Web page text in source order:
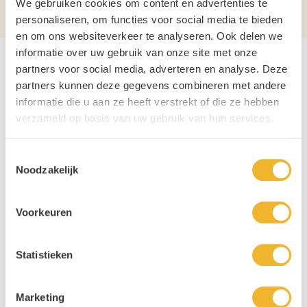
We gebruiken cookies om content en advertenties te
personaliseren, om functies voor social media te bieden
en om ons websiteverkeer te analyseren. Ook delen we
informatie over uw gebruik van onze site met onze
partners voor social media, adverteren en analyse. Deze
partners kunnen deze gegevens combineren met andere
informatie die u aan ze heeft verstrekt of die ze hebben
verzameld op basis van uw gebruik van hun services.
Noodzakelijk
Voorkeuren
Statistieken
Marketing
Alcoholpercentage 6,6%
Gerelateerde producten
Navigating through the elements of the carousel is possible
Press to skip carousel